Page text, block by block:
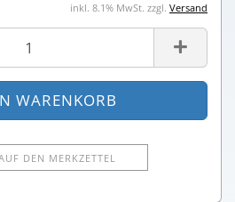
inkl. 8.1% MwSt. zzgl. Versand
DEN MERKZETTEL